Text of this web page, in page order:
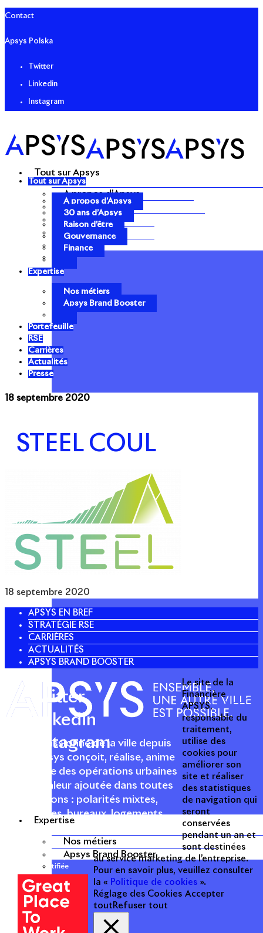
Contact
Apsys Polska
Twitter
Linkedin
Instagram
Tout sur Apsys
A propos d’Apsys
30 ans d’Apsys
Raison d’être
Gouvernance
Finance
Expertise
Nos métiers
Apsys Brand Booster
Tout sur Apsys
A propos d’Apsys
30 ans d’Apsys
Raison d’être
Gouvernance
Finance
Expertise
Nos métiers
Apsys Brand Booster
Portefeuille
RSE
Carrières
Actualités
Presse
18 septembre 2020
STEEL COUL
18 septembre 2020
APSYS EN BREF
STRATÉGIE RSE
CARRIÈRES
ACTUALITÉS
APSYS BRAND BOOSTER
Acteur passionné de la ville depuis
1996, Apsys conçoit, réalise, anime
et valorise des opérations urbaines
à forte valeur ajoutée dans toutes
les fonctions : polarités mixtes,
commerces, bureaux, logements,
hôtellerie, etc.
Une entreprise
certifiée
Twitter
Linkedin
Instagram
Le site de la
Financière
APSYS,
responsable du
traitement,
utilise des
cookies pour
améliorer son
site et réaliser
des statistiques
de navigation qui
seront
conservées
pendant un an et
sont destinées
au service marketing de l’entreprise.
Pour en savoir plus, veuillez consulter
la « Politique de cookies ».
Réglage des Cookies Accepter
tout Refuser tout